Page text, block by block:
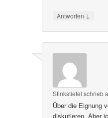
Antworten ↓
Stinkstiefel schrieb
Über die Eignung
diskutieren. Aber